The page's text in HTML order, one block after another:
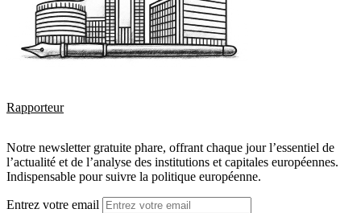
Rapporteur
Notre newsletter gratuite phare, offrant chaque jour l’essentiel de
l’actualité et de l’analyse des institutions et capitales européennes.
Indispensable pour suivre la politique européenne.
Entrez votre email